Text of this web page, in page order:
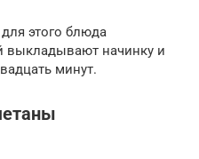
этого блюда
начинку и
минут.